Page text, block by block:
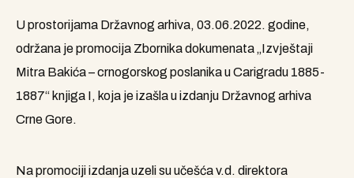
U prostorijama Državnog arhiva, 03.06.2022. godine,
održana je promocija Zbornika dokumenata „Izvještaji
Mitra Bakića – crnogorskog poslanika u Carigradu 1885-
1887“ knjiga I, koja je izašla u izdanju Državnog arhiva
Crne Gore.
Na promociji izdanja uzeli su učešća v.d. direktora